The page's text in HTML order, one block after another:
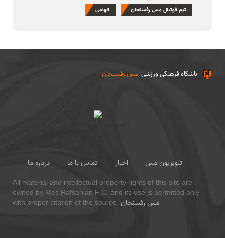
تیم فوتبال مس رفسنجان الهامی
مس رفسنجان باشگاه فرهنگی ورزشی
درباره ما تماس با ما اخبار
تلویزیون مس
All material and intellectual property rights of this site are
owned by Mes Rafsanjan F.C. and its use is permitted only
with proper citation of the source. مس رفسنجان